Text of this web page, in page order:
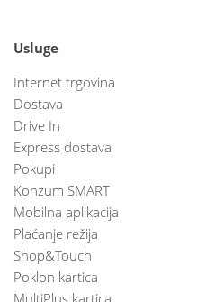
Usluge
Internet trgovina
Dostava
Drive In
Express dostava
Pokupi
Konzum SMART
Mobilna aplikacija
Plaćanje režija
Shop&Touch
Poklon kartica
MultiPlus kartica